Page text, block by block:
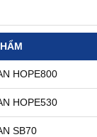
HOPE800
HOPE530
SB70